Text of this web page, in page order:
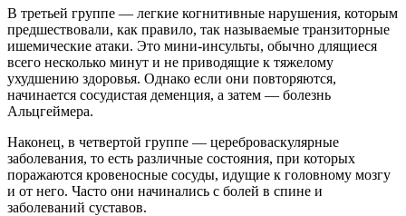
В третьей группе — легкие когнитивные нарушения, которым
предшествовали, как правило, так называемые транзиторные
ишемические атаки. Это мини-инсульты, обычно длящиеся
всего несколько минут и не приводящие к тяжелому
ухудшению здоровья. Однако если они повторяются,
начинается сосудистая деменция, а затем — болезнь
Альцгеймера.
Наконец, в четвертой группе — цереброваскулярные
заболевания, то есть различные состояния, при которых
поражаются кровеносные сосуды, идущие к головному мозгу
и от него. Часто они начинались с болей в спине и
заболеваний суставов.